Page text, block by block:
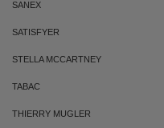
SANEX
SATISFYER
STELLA MCCARTNEY
TABAC
THIERRY MUGLER